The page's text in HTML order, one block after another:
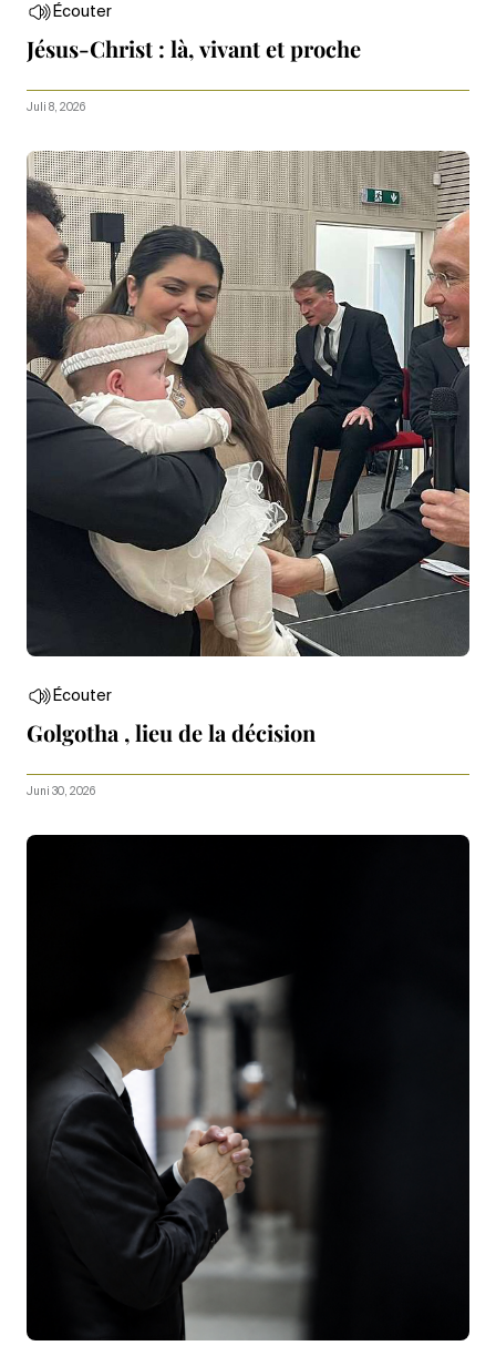
Écouter
Jésus-Christ : là, vivant et proche
Juli 8, 2026
Écouter
Golgotha , lieu de la décision
Juni 30, 2026